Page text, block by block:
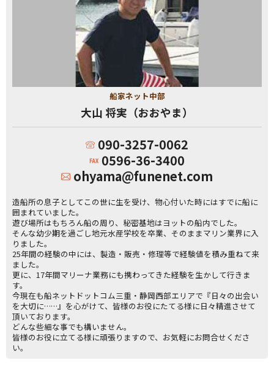
船家ネット中部
大山 将実（おおやま）
090-3257-0062
0596-36-3400
ohyama@funenet.com
造船所の息子としてこの世に生を受け、物心付いた時にはすでに船に
囲まれていました。
遊び場所はもちろん船の周り、秘密基地はヨットの船内でした。
そんな幼少期を過ごし地元水産学校を卒業、そのままマリン業界に入
りました。
25年間の経験の中には、製造・販売・修理等で経験値を積み重ねて来
ました。
更に、17年間マリーナ業務にも携わってきた経験を生かして行きま
す。
今現在も船ネットドットコム三重・静岡西部エリアで『日々の出会い
を大切に……』を心がけて、皆様のお役にたてる様に日々精進させて
頂いております。
どんな些細な事でも構いません。
皆様のお役に立てる様に頑張りますので、お気軽にお問合せくださ
い。